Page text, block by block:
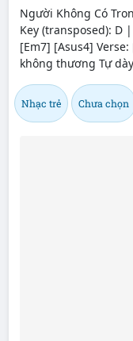
Người Không Có
Key (transposed): D
[Em7] [Asus4]
không thương Tự
Nhạc trẻ Chưa chọn